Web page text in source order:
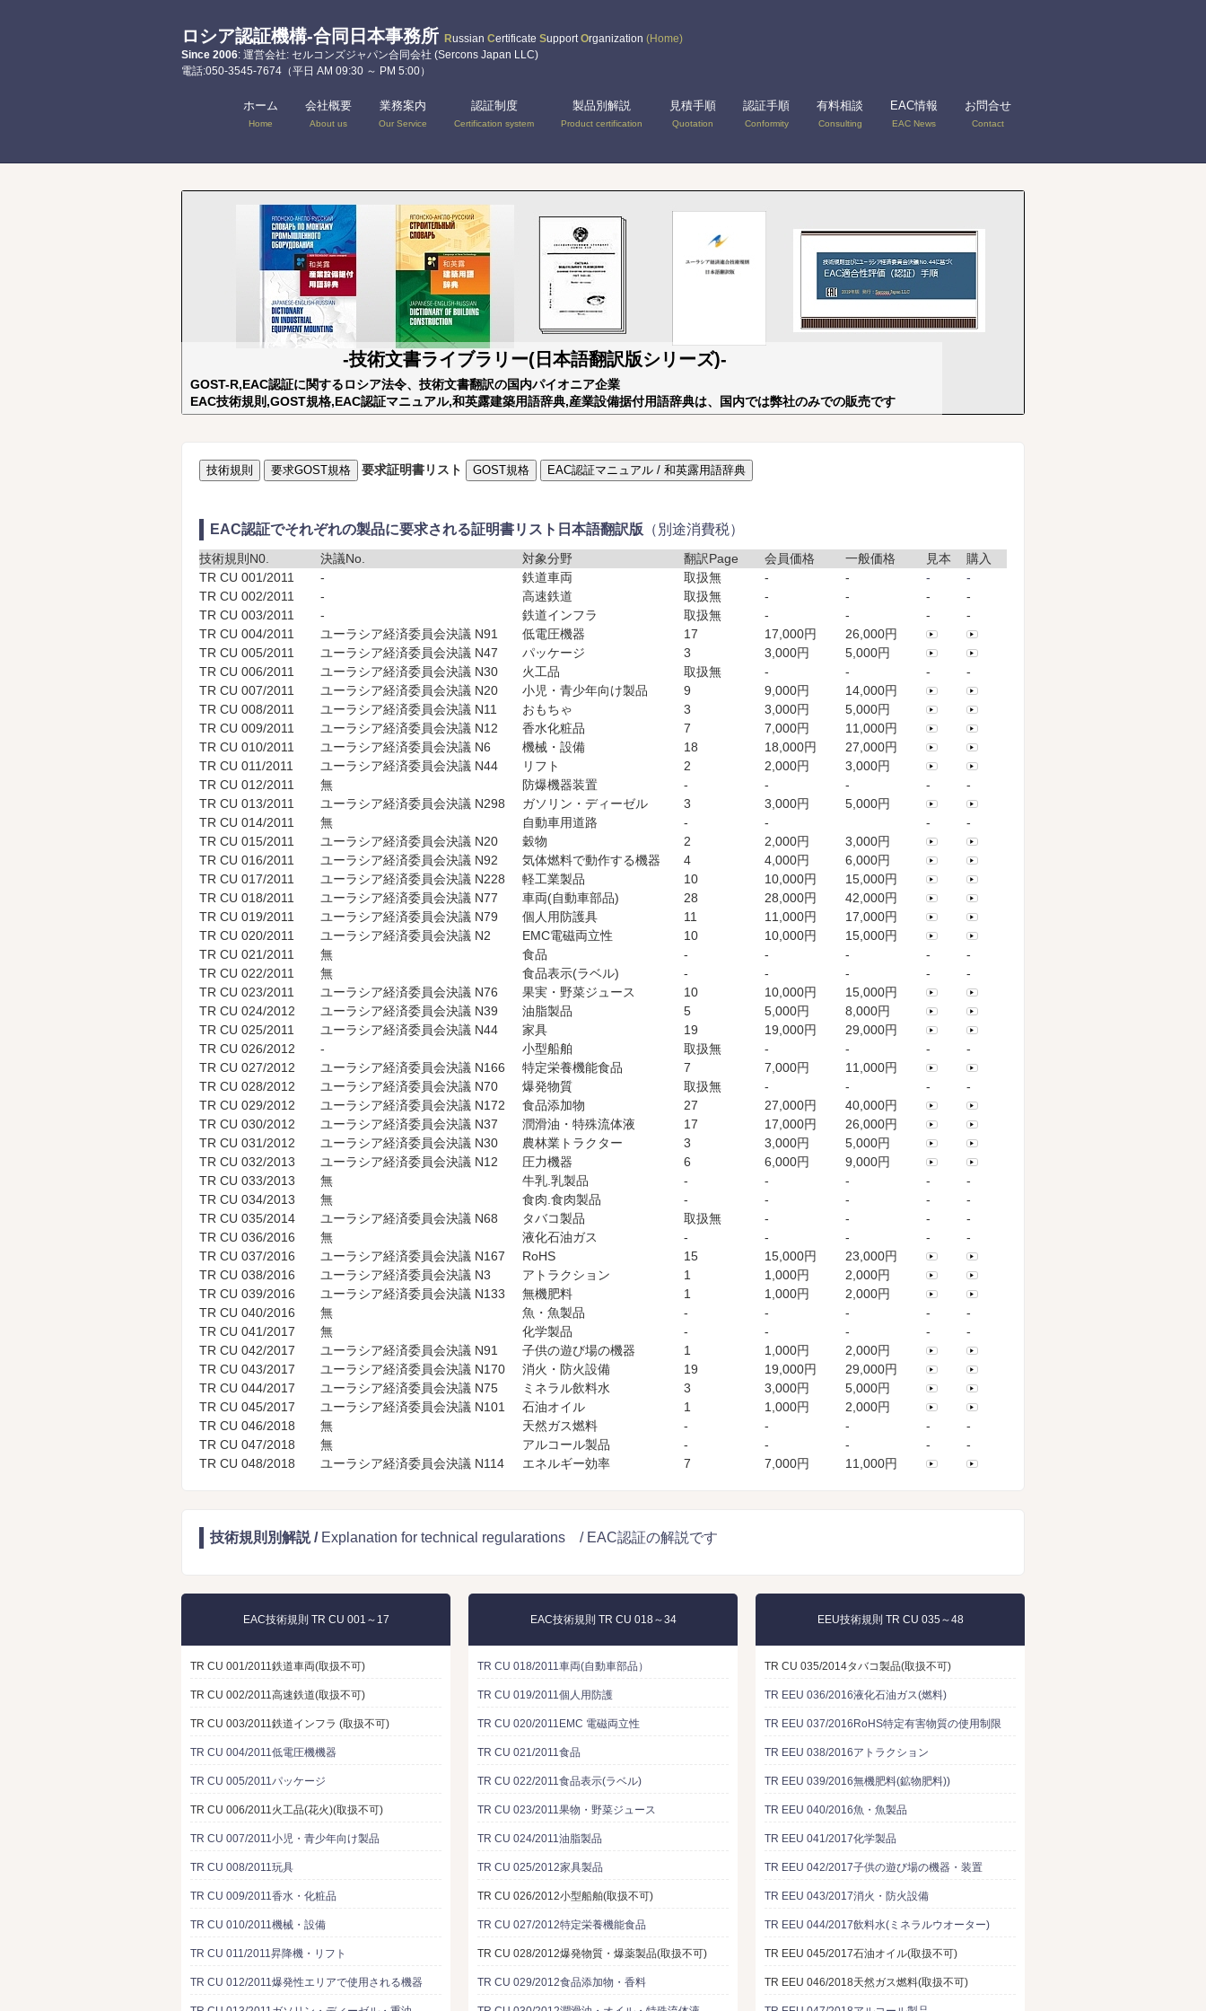
ロシア認証機構-合同日本事務所 Russian Certificate SupportOrganization (Home)
Since 2006: 運営会社: セルコンズジャパン合同会社 (Sercons Japan LLC)
電話:050-3545-7674（平日 AM 09:30 ～ PM 5:00）
ホーム
Home
会社概要
About us
業務案内
Our Service
認証制度
Certification system
製品別解説
Product certification
見積手順
Quotation
認証手順
Conformity
有料相談
Consulting
EAC情報
EAC News
お問合せ
Contact
-技術文書ライブラリー(日本語翻訳版シリーズ)-
GOST-R,EAC認証に関するロシア法令、技術文書翻訳の国内パイオニア企業
EAC技術規則,GOST規格,EAC認証マニュアル,和英露建築用語辞典,産業設備据付用語辞典は、国内では弊社のみでの販売です
技術規則 要求GOST規格 要求証明書リスト GOST規格 EAC認証マニュアル / 和英露用語辞典
EAC認証でそれぞれの製品に要求される証明書リスト日本語翻訳版 （別途消費税）
技術規則N0. 決議No. 対象分野 翻訳Page 会員価格 一般価格 見本
購入
TR CU 001/2011
- 鉄道車両 取扱無 - - -
-
TR CU 002/2011
- 高速鉄道 取扱無 - - -
-
TR CU 003/2011
- 鉄道インフラ 取扱無 - - -
-
TR CU 004/2011
ユーラシア経済委員会決議 N91 低電圧機器 17 17,000円
26,000円
TR CU 005/2011
ユーラシア経済委員会決議 N47 パッケージ 3 3,000円
5,000円
TR CU 006/2011
ユーラシア経済委員会決議 N30 火工品 取扱無 - - -
-
TR CU 007/2011
ユーラシア経済委員会決議 N20 小児・青少年向け製品 9 9,000円
14,000円
TR CU 008/2011
ユーラシア経済委員会決議 N11 おもちゃ 3 3,000円
5,000円
TR CU 009/2011
ユーラシア経済委員会決議 N12 香水化粧品 7 7,000円
11,000円
TR CU 010/2011
ユーラシア経済委員会決議 N6 機械・設備 18 18,000円
27,000円
TR CU 011/2011
ユーラシア経済委員会決議 N44 リフト 2 2,000円
3,000円
TR CU 012/2011
無 防爆機器装置 - - - -
-
TR CU 013/2011
ユーラシア経済委員会決議 N298 ガソリン・ディーゼル 3 3,000円
5,000円
TR CU 014/2011
無 自動車用道路 - - -
-
TR CU 015/2011
ユーラシア経済委員会決議 N20 穀物 2 2,000円
3,000円
TR CU 016/2011
ユーラシア経済委員会決議 N92 気体燃料で動作する機器 4 4,000円
6,000円
TR CU 017/2011
ユーラシア経済委員会決議 N228 軽工業製品 10 10,000円
15,000円
TR CU 018/2011
ユーラシア経済委員会決議 N77 車両(自動車部品) 28 28,000円
42,000円
TR CU 019/2011
ユーラシア経済委員会決議 N79 個人用防護具 11 11,000円
17,000円
TR CU 020/2011
ユーラシア経済委員会決議 N2 EMC電磁両立性 10 10,000円
15,000円
TR CU 021/2011
無 食品 - - - -
-
TR CU 022/2011
無 食品表示(ラベル) - - - -
-
TR CU 023/2011
ユーラシア経済委員会決議 N76 果実・野菜ジュース 10 10,000円
15,000円
TR CU 024/2012
ユーラシア経済委員会決議 N39 油脂製品 5 5,000円
8,000円
TR CU 025/2011
ユーラシア経済委員会決議 N44 家具 19 19,000円
29,000円
TR CU 026/2012
- 小型船舶 取扱無 - - -
-
TR CU 027/2012
ユーラシア経済委員会決議 N166 特定栄養機能食品 7 7,000円
11,000円
TR CU 028/2012
ユーラシア経済委員会決議 N70 爆発物質 取扱無 - - -
-
TR CU 029/2012
ユーラシア経済委員会決議 N172 食品添加物 27 27,000円
40,000円
TR CU 030/2012
ユーラシア経済委員会決議 N37 潤滑油・特殊流体液 17 17,000円
26,000円
TR CU 031/2012
ユーラシア経済委員会決議 N30 農林業トラクター 3 3,000円
5,000円
TR CU 032/2013
ユーラシア経済委員会決議 N12 圧力機器 6 6,000円
9,000円
TR CU 033/2013
無 牛乳.乳製品 - - - -
-
TR CU 034/2013
無 食肉.食肉製品 - - - -
-
TR CU 035/2014
ユーラシア経済委員会決議 N68 タバコ製品 取扱無 - - -
-
TR CU 036/2016
無 液化石油ガス - - - -
-
TR CU 037/2016
ユーラシア経済委員会決議 N167 RoHS 15 15,000円
23,000円
TR CU 038/2016
ユーラシア経済委員会決議 N3 アトラクション 1 1,000円
2,000円
TR CU 039/2016
ユーラシア経済委員会決議 N133 無機肥料 1 1,000円
2,000円
TR CU 040/2016
無 魚・魚製品 - - - -
-
TR CU 041/2017
無 化学製品 - - - -
-
TR CU 042/2017
ユーラシア経済委員会決議 N91 子供の遊び場の機器 1 1,000円
2,000円
TR CU 043/2017
ユーラシア経済委員会決議 N170 消火・防火設備 19 19,000円
29,000円
TR CU 044/2017
ユーラシア経済委員会決議 N75 ミネラル飲料水 3 3,000円
5,000円
TR CU 045/2017
ユーラシア経済委員会決議 N101 石油オイル 1 1,000円
2,000円
TR CU 046/2018
無 天然ガス燃料 - - - -
-
TR CU 047/2018
無 アルコール製品 - - - -
-
TR CU 048/2018
ユーラシア経済委員会決議 N114 エネルギー効率 7 7,000円 11,000円
技術規則別解説 / Explanation for technical regularations / EAC認証の解説です
EAC技術規則 TR CU 001～17
TR CU 001/2011鉄道車両(取扱不可)
TR CU 002/2011高速鉄道(取扱不可)
TR CU 003/2011鉄道インフラ (取扱不可)
TR CU 004/2011低電圧機機器
TR CU 005/2011パッケージ
TR CU 006/2011火工品(花火)(取扱不可)
TR CU 007/2011小児・青少年向け製品
TR CU 008/2011玩具
TR CU 009/2011香水・化粧品
TR CU 010/2011機械・設備
TR CU 011/2011昇降機・リフト
TR CU 012/2011爆発性エリアで使用される機器
EAC技術規則 TR CU 018～34
TR CU 018/2011車両(自動車部品）
TR CU 019/2011個人用防護
TR CU 020/2011EMC 電磁両立性
TR CU 021/2011食品
TR CU 022/2011食品表示(ラベル)
TR CU 023/2011果物・野菜ジュース
TR CU 024/2011油脂製品
TR CU 025/2012家具製品
TR CU 026/2012小型船舶(取扱不可)
TR CU 027/2012特定栄養機能食品
TR CU 028/2012爆発物質・爆薬製品(取扱不可)
TR CU 029/2012食品添加物・香料
EEU技術規則 TR CU 035～48
TR CU 035/2014タバコ製品(取扱不可)
TR EEU 036/2016液化石油ガス(燃料)
TR EEU 037/2016RoHS特定有害物質の使用制限
TR EEU 038/2016アトラクション
TR EEU 039/2016無機肥料(鉱物肥料))
TR EEU 040/2016魚・魚製品
TR EEU 041/2017化学製品
TR EEU 042/2017子供の遊び場の機器・装置
TR EEU 043/2017消火・防火設備
TR EEU 044/2017飲料水(ミネラルウオーター)
TR EEU 045/2017石油オイル(取扱不可)
TR EEU 046/2018天然ガス燃料(取扱不可)